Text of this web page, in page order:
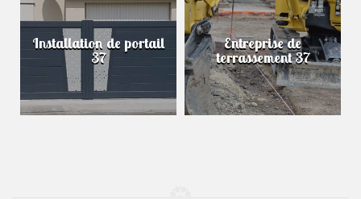
Installation de portail
37
Entreprise de
terrassement 37